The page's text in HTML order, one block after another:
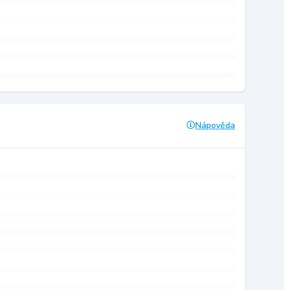
Nápověda